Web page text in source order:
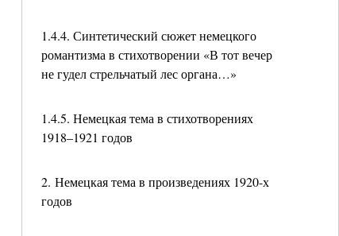
1.4.4. Синтетический сюжет немецкого
романтизма в стихотворении «В тот вечер
не гудел стрельчатый лес органа…»
1.4.5. Немецкая тема в стихотворениях
1918–1921 годов
2. Немецкая тема в произведениях 1920-х
годов